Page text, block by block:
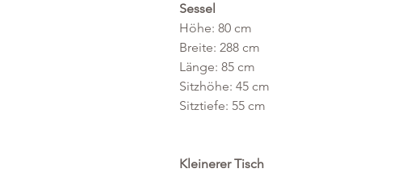
Sessel
Höhe: 80 cm
Breite: 288 cm
Länge: 85 cm
Sitzhöhe: 45 cm
Sitztiefe: 55 cm
Kleinerer Tisch